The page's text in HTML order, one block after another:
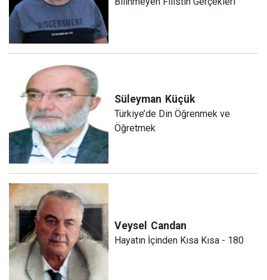
Süleyman Küçük
Türkiye’de Din Öğrenmek ve
Öğretmek
Veysel Candan
Hayatın İçinden Kısa Kısa - 180